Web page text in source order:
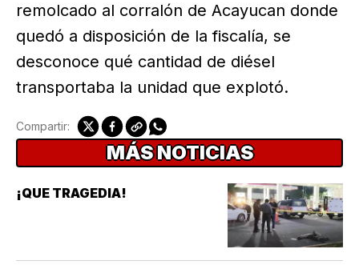
remolcado al corralón de Acayucan donde
quedó a disposición de la fiscalía, se
desconoce qué cantidad de diésel
transportaba la unidad que explotó.
Compartir:
MÁS NOTICIAS
¡QUE TRAGEDIA!